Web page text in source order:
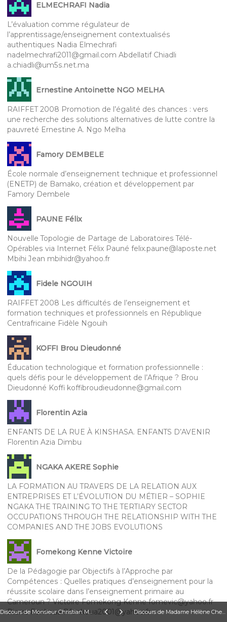
Discours de Monsieur Christian Mouity représentant du président du RAIFFET Monsieur Jean Sylvain Bekale Nze de Libreville Discours de Madame Hélène Cheneval-Armand présidente du comité scientifique du RAIFFET
ELMECHRAFI Nadia
L’évaluation comme régulateur de
l’apprentissage/enseignement contextualisés
authentiques Nadia Elmechrafi
nadelmechrafi2011@gmail.com Abdellatif Chiadli
a.chiadli@um5s.net.ma
Ernestine Antoinette NGO MELHA
RAIFFET 2008 Promotion de l’égalité des chances : vers
une recherche des solutions alternatives de lutte contre la
pauvreté Ernestine A. Ngo Melha
Famory DEMBELE
École normale d’enseignement technique et professionnel
(ENETP) de Bamako, création et développement par
Famory Dembele
PAUNE Félix
Nouvelle Topologie de Partage de Laboratoires Télé-
Opérables via Internet Félix Pauné felix.paune@laposte.net
Mbihi Jean mbihidr@yahoo.fr
Fidele NGOUIH
RAIFFET 2008 Les difficultés de l’enseignement et
formation techniques et professionnels en République
Centrafricaine Fidèle Ngouih
KOFFI Brou Dieudonné
Éducation technologique et formation professionnelle :
quels défis pour le développement de l’Afrique ? Brou
Dieudonné Koffi koffibroudieudonne@gmail.com
Florentin Azia
ENFANTS DE LA RUE À KINSHASA. ENFANTS D’AVENIR
Florentin Azia Dimbu
NGAKA AKERE Sophie
LA FORMATION AU TRAVERS DE LA RELATION AUX
ENTREPRISES ET L’ÉVOLUTION DU MÉTIER – SOPHIE
NGAKA THE TRAINING TO THE TERTIARY SECTOR
OCCUPATIONS THROUGH THE RELATIONSHIP WITH THE
COMPANIES AND THE JOBS EVOLUTIONS
Fomekong Kenne Victoire
De la Pédagogie par Objectifs à l’Approche par
Compétences : Quelles pratiques d’enseignement pour la
réussite scolaire dans l’enseignement primaire au
Cameroun ? Victoire Fomekong Kenne fomevic@yahoo.fr
Pierre Fonkoua Pfonkoua2001@yahoo.fr